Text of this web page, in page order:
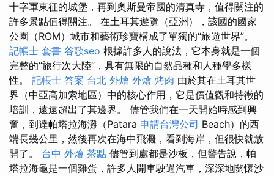
十字軍東征的城堡，再到奧斯曼帝國的清真寺，值得關注的
許多景點值得關注。 在土耳其遊覽（亞洲），該國的國家
公園（ROM）城市和藝術珍寶構成了單獨的“旅遊世界”。
記帳士 套書 谷歌seo 根據許多人的說法，它本身就是一個
完整的“旅行次大陸”，具有無限的自然品種和人種學多樣
性。 記帳士 答案 台北 外燴 外燴 烤肉 由於其在土耳其世
界（中亞高加索地區）中的核心作用，它是價值觀和特徵的
培訓，遠遠超出了其邊界。 儘管我們在一天開始時感到興
奮，到達帕塔拉海灘（Patara 申請台灣公司 Beach）的西
端長幾公里，然後再次在海中飛濺，看到海岸，但很快就放
開了。 台中 外燴 茶點 儘管到處都是沙板，但警告說，帕
塔拉海龜是一個雞蛋，許多人開車駛過汽車，深深地關懷沙